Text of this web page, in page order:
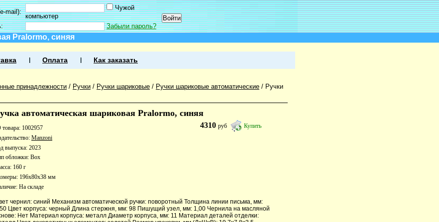
mail):
Чужой
компьютер
Забыли пароль?
Pralormo, синяя
Оплата Как заказать
принадлежности / Ручки / Ручки шариковые / Ручки шариковые автоматические / Ручки
автоматическая шариковая Pralormo, синяя
4310руб Купить
товара: 1002957
Manzoni
выпуска: 2023
обложки: Box
160 г
196x80x38 мм
На складе
чернил: синий Механизм автоматической ручки: поворотный Толщина линии письма, мм:
Цвет корпуса: черный Длина стержня, мм: 98 Пишущий узел, мм: 1,00 Чернила на масляной
Нет Материал корпуса: металл Диаметр корпуса, мм: 11 Материал деталей отделки: